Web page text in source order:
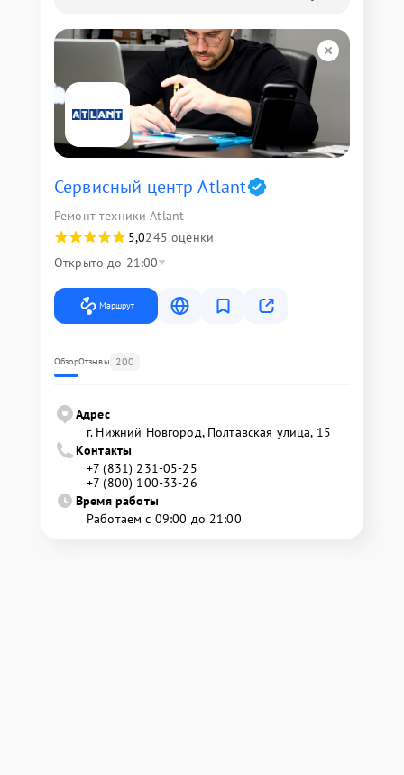
Сервисный центр Atlant
Ремонт техники Atlant
5,0245 оценки
Открыто до 21:00
Маршрут
ОбзорОтзывы 200
Адрес
г. Нижний Новгород, Полтавская улица, 15
Контакты
+7 (831) 231-05-25
+7 (800) 100-33-26
Время работы
Работаем с 09:00 до 21:00